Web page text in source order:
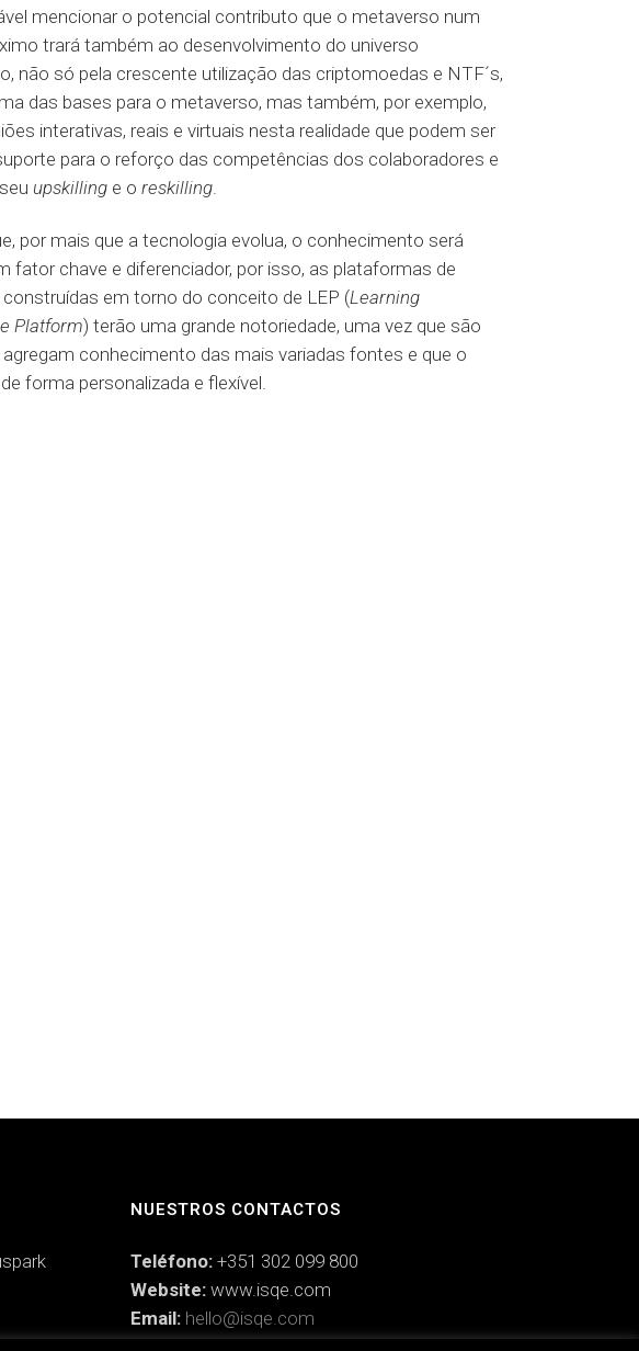
mencionar o potencial contributo que o metaverso num
trará também ao desenvolvimento do universo
não só pela crescente utilização das criptomoedas e NTF´s,
das bases para o metaverso, mas também, por exemplo,
interativas, reais e virtuais nesta realidade que podem ser
para o reforço das competências dos colaboradores e
upskilling e o reskilling.
por mais que a tecnologia evolua, o conhecimento será
fator chave e diferenciador, por isso, as plataformas de
em torno do conceito de LEP (Learning
Platform) terão uma grande notoriedade, uma vez que são
conhecimento das mais variadas fontes e que o
forma personalizada e flexível.
NUESTROS CONTACTOS
Teléfono: +351 302 099 800
Website: www.isqe.com
Email: hello@isqe.com